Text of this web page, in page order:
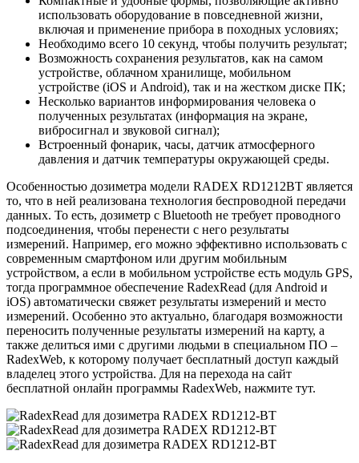
использовать оборудование в повседневной жизни,
включая и применение прибора в походных условиях;
Необходимо всего 10 секунд, чтобы получить результат;
Возможность сохранения результатов, как на самом
устройстве, облачном хранилище, мобильном
устройстве (iOS и Android), так и на жестком диске ПК;
Несколько вариантов информирования человека о
полученных результатах (информация на экране,
вибросигнал и звуковой сигнал);
Встроенный фонарик, часы, датчик атмосферного
давления и датчик температуры окружающей среды.
Особенностью дозиметра модели RADEX RD1212BT является
то, что в ней реализована технология беспроводной передачи
данных. То есть, дозиметр с Bluetooth не требует проводного
подсоединения, чтобы перенести c него результаты
измерений. Например, его можно эффективно использовать с
современным смартфоном или другим мобильным
устройством, а если в мобильном устройстве есть модуль GPS,
тогда программное обеспечение RadexRead (для Android и
iOS) автоматически свяжет результаты измерений и место
измерений. Особенно это актуально, благодаря возможности
переносить полученные результаты измерений на карту, а
также делиться ими с другими людьми в специальном ПО –
RadexWeb, к которому получает бесплатный доступ каждый
владелец этого устройства. Для на перехода на сайт
бесплатной онлайн программы RadexWeb, нажмите тут.